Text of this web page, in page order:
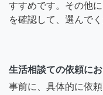
すすめです。その他
を確認して、選んでく
生活相談ての依頼に
事前に、具体的に依